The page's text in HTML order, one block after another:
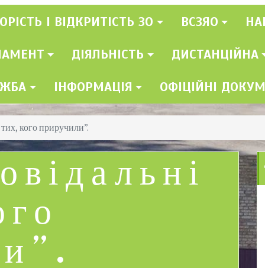
І ВІДКРИТІСТЬ ЗО ВСЗЯО
ДІЯЛЬНІСТЬ ДИСТАНЦІЙНА
ІНФОРМАЦІЯ ОФІЦІЙНІ
кого приручили”.